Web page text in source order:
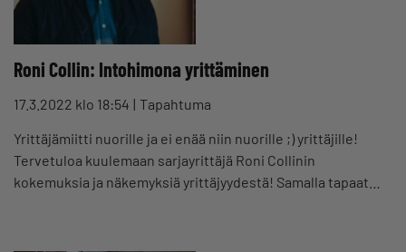
Roni Collin: Intohimona yrittäminen
17.3.2022 klo 18:54
Tapahtuma
Yrittäjämiitti nuorille ja ei enää niin nuorille ;) yrittäjille!
Tervetuloa kuulemaan sarjayrittäjä Roni Collinin
kokemuksia ja näkemyksiä yrittäjyydestä! Samalla tapaat…